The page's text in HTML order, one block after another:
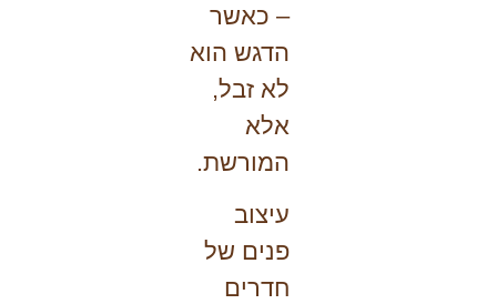
– כאשר
הדגש הוא
לא זבל,
אלא
המורשת.
עיצוב
פנים של
חדרים